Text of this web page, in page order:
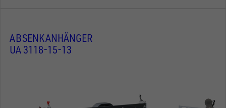
ABSENKANHÄNGER
UA 3118-15-13